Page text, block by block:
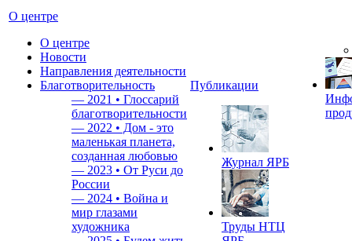
О центре
О центре
Новости
Направления деятельности
Благотворительность
— 2021 • Глоссарий
благотворительности
— 2022 • Дом - это
маленькая планета,
созданная любовью
— 2023 • От Руси до
России
— 2024 • Война и
мир глазами
художника
Публикации
Журнал ЯРБ
Труды НТЦ